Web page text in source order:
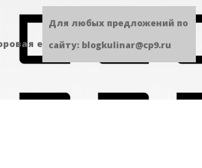
еда Сладенькое
Для любых предложений по
сайту: blogkulinar@cp9.ru